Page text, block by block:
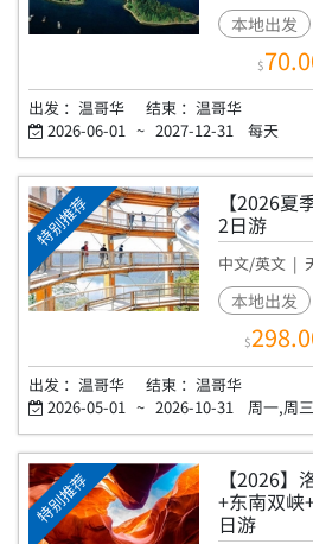
VA1
本地出发
$
出发 ： 温哥华 结束 ： 温哥华
2026-06-01 ~ 2027-12-31 每天
特别推荐
VJ2
【2026
2日游
中文/英文 |
本地出发
$
出发 ： 温哥华 结束 ： 温哥华
2026-05-01 ~ 2026-10-31 周一,周
特别推荐 【2026
+东南双峡
日游